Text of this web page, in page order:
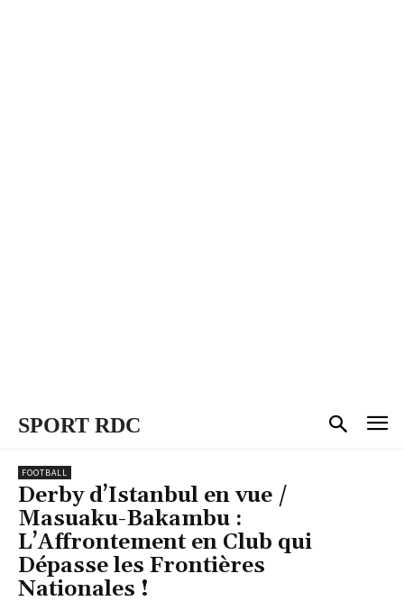
SPORT RDC
FOOTBALL
Derby d’Istanbul en vue /
Masuaku-Bakambu :
L’Affrontement en Club qui
Dépasse les Frontières
Nationales !